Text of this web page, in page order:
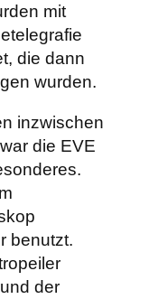
mit
die dann
wurden.
inzwischen
die EVE
benutzt.
der